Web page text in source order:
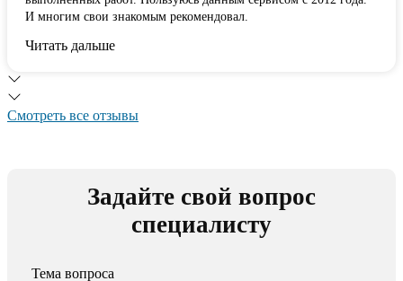
И многим свои знакомым рекомендовал.
Читать дальше
Смотреть все отзывы
Задайте свой вопрос
специалисту
Тема вопроса